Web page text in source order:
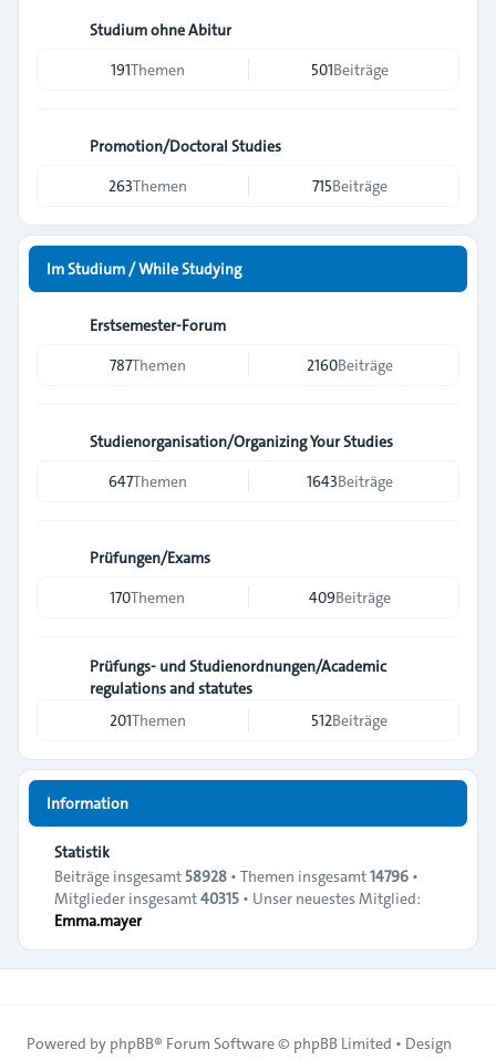
Studium ohne Abitur
191Themen 501Beiträge
Promotion/Doctoral Studies
263Themen 715Beiträge
Im Studium / While Studying
Erstsemester-Forum
787Themen 2160Beiträge
Studienorganisation/Organizing Your Studies
647Themen 1643Beiträge
Prüfungen/Exams
170Themen 409Beiträge
Prüfungs- und Studienordnungen/Academic
regulations and statutes
201Themen 512Beiträge
Information
Statistik
Beiträge insgesamt 58928• Themen insgesamt14796•
Mitglieder insgesamt40315• Unser neuestes Mitglied:
Emma.mayer
Powered by phpBB® Forum Software © phpBB Limited • Design